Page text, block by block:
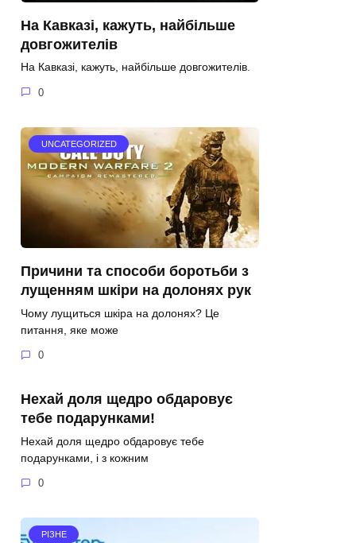
На Кавказі, кажуть, найбільше
довгожителів
На Кавказі, кажуть, найбільше довгожителів.
0
UNCATEGORIZED
Причини та способи боротьби з
лущенням шкіри на долонях рук
Чому лущиться шкіра на долонях? Це
питання, яке може
0
Нехай доля щедро обдаровує
тебе подарунками!
Нехай доля щедро обдаровує тебе
подарунками, і з кожним
0
РІЗНЕ